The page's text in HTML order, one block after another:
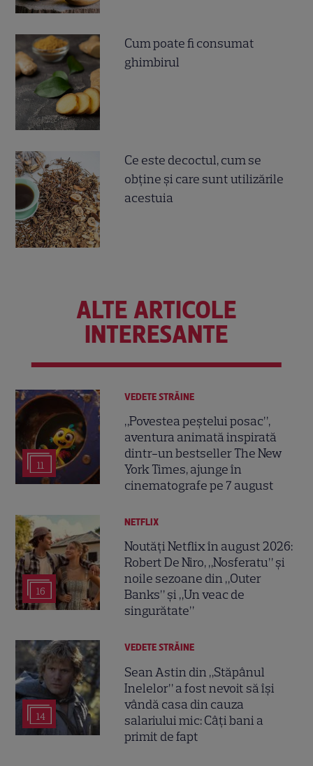
Cum poate fi consumat
ghimbirul
Ce este decoctul, cum se
obţine şi care sunt utilizările
acestuia
ALTE ARTICOLE
INTERESANTE
11
VEDETE STRĂINE
„Povestea peștelui posac”,
aventura animată inspirată
dintr-un bestseller The New
York Times, ajunge în
cinematografe pe 7 august
16
NETFLIX
Noutăți Netflix în august 2026:
Robert De Niro, „Nosferatu” și
noile sezoane din „Outer
Banks” și „Un veac de
singurătate”
14
VEDETE STRĂINE
Sean Astin din „Stăpânul
Inelelor” a fost nevoit să își
vândă casa din cauza
salariului mic: Câți bani a
primit de fapt